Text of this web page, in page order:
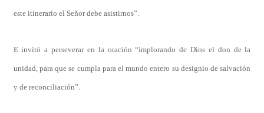
este itinerario el Señor debe asistirnos”.
E invitó a perseverar en la oración “implorando de Dios el don de la
unidad, para que se cumpla para el mundo entero su designio de salvación
y de reconciliación”.